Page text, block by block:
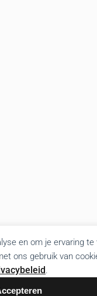
en om je ervaring
ons gebruik van
.